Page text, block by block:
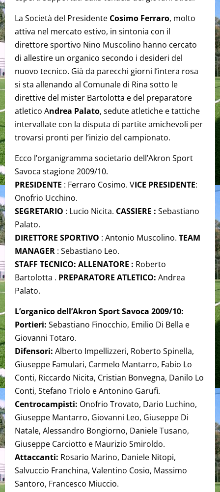
La Società del Presidente Cosimo Ferraro, molto
attiva nel mercato estivo, in sintonia con il
direttore sportivo Nino Muscolino hanno cercato
di allestire un organico secondo i desideri del
nuovo tecnico. Già da parecchi giorni l’intera rosa
si sta allenando al Comunale di Rina sotto le
direttive del mister Bartolotta e del preparatore
atletico Andrea Palato, sedute atletiche e tattiche
intervallate con la disputa di partite amichevoli per
trovarsi pronti per l’inizio del campionato.
Ecco l’organigramma societario dell’Akron Sport
Savoca stagione 2009/10.
PRESIDENTE : Ferraro Cosimo. VICE PRESIDENTE:
Onofrio Ucchino.
SEGRETARIO : Lucio Nicita. CASSIERE : Sebastiano
Palato.
DIRETTORE SPORTIVO : Antonio Muscolino. TEAM
MANAGER : Sebastiano Leo.
STAFF TECNICO: ALLENATORE : Roberto
Bartolotta . PREPARATORE ATLETICO: Andrea
Palato.
L’organico dell’Akron Sport Savoca 2009/10:
Portieri: Sebastiano Finocchio, Emilio Di Bella e
Giovanni Totaro.
Difensori: Alberto Impellizzeri, Roberto Spinella,
Giuseppe Famulari, Carmelo Mantarro, Fabio Lo
Conti, Riccardo Nicita, Cristian Bonvegna, Danilo Lo
Conti, Stefano Triolo e Antonino Garufi.
Centrocampisti: Onofrio Trovato, Dario Luchino,
Giuseppe Mantarro, Giovanni Leo, Giuseppe Di
Natale, Alessandro Bongiorno, Daniele Tusano,
Giuseppe Carciotto e Maurizio Smiroldo.
Attaccanti: Rosario Marino, Daniele Nitopi,
Salvuccio Franchina, Valentino Cosio, Massimo
Santoro, Francesco Miuccio.